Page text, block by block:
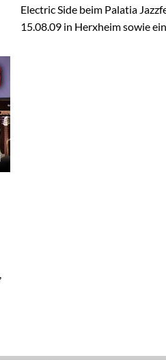
Electric Side beim Palatia
15.08.09 in Herxheim sowie